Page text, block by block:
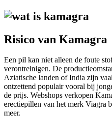
Risico van Kamagra
Een pil kan niet alleen de foute
verontreinigen. De
Aziatische landen of India zijn
ontzettend populair vooral bij
de prijs. Webshops verkopen
erectiepillen van het merk Viagra
meer.